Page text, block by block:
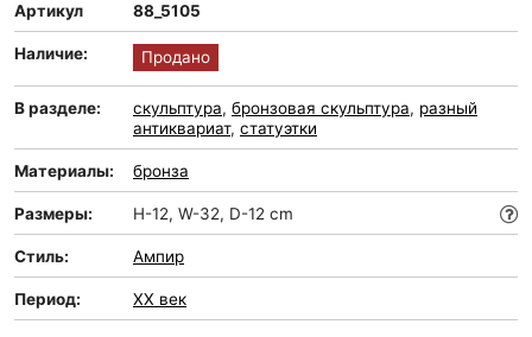
Артикул 88_5105
Наличие: Продано
В разделе: скульптура, бронзовая скульптура, разный
антиквариат, статуэтки
Материалы: бронза
Размеры: H-12, W-32, D-12 cm
Стиль: Ампир
Период: XX век